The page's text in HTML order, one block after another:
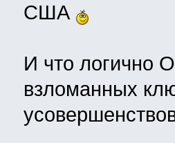
США
И что логично
взломанных